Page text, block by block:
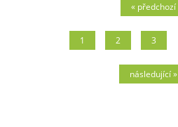
« předchozí
1 2 3
následující »